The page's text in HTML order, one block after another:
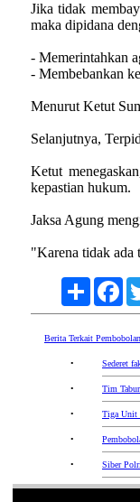
Jika tidak
maka dipidana
- Memerintahkan
- Membebankan
Menurut Ketut
Selanjutnya,
Ketut
kepastian hukum.
Jaksa Agung
"Karena tidak ada
Share
Berita Terkait
• Sederet
• Tim
• Tiga Unit
•
• Siber